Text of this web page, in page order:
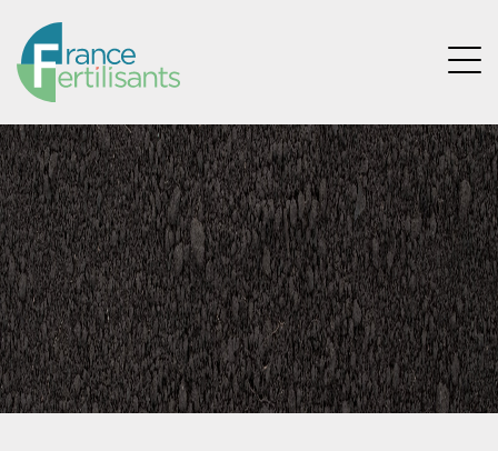
contenu
principal
Image